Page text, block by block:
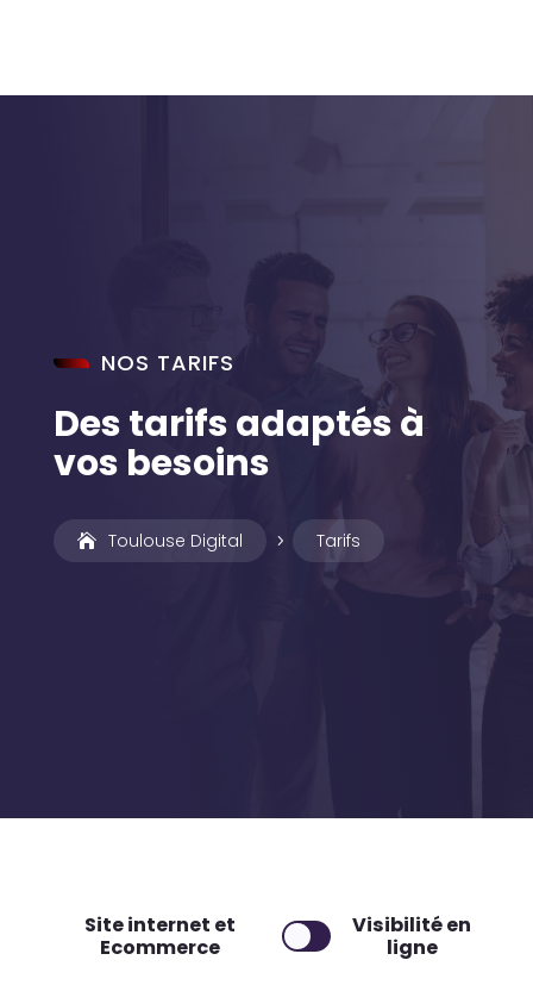
NOS TARIFS
Des tarifs adaptés à
vos besoins
Toulouse Digital 5 Tarifs
Site internet et
Ecommerce
Visibilité en
ligne